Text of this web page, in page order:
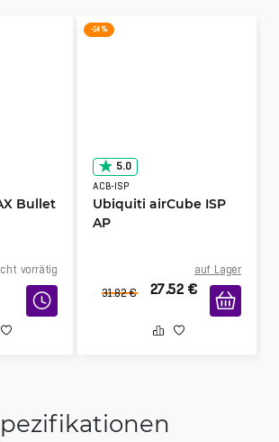
Bullet
vorrätig
-14 %
5.0
ACB-ISP
Ubiquiti airCube ISP
AP
auf Lager
31.82 € 27.52 €